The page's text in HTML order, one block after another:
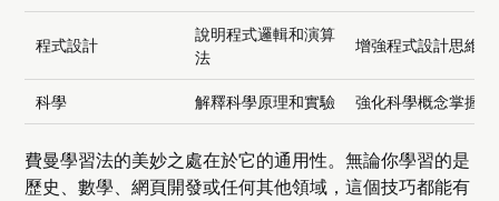
程式設計
說明程式邏輯和演算
法
增強程式設計思維
科學 解釋科學原理和實驗 強化科學概念掌握
費曼學習法的美妙之處在於它的通用性。無論你學習的是
歷史、數學、網頁開發或任何其他領域，這個技巧都能有